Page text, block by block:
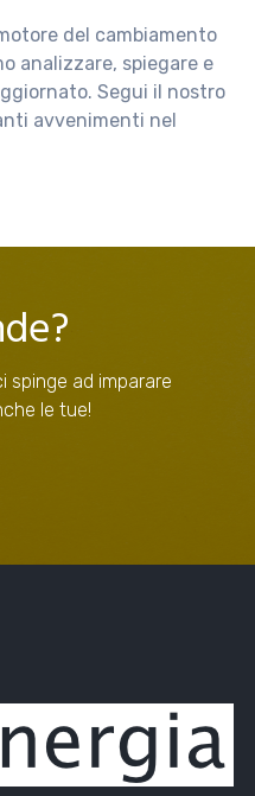
del cambiamento
analizzare, spiegare e
Segui il nostro
avvenimenti nel
spinge ad imparare
le tue!